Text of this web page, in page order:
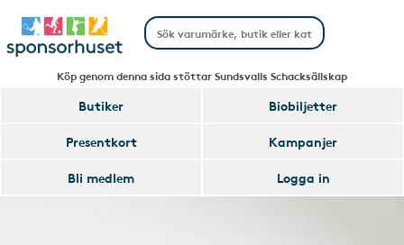
Köp genom denna sida stöttar Sundsvalls Schacksällskap
Butiker
Biobiljetter
Presentkort
Kampanjer
Bli medlem
Logga in